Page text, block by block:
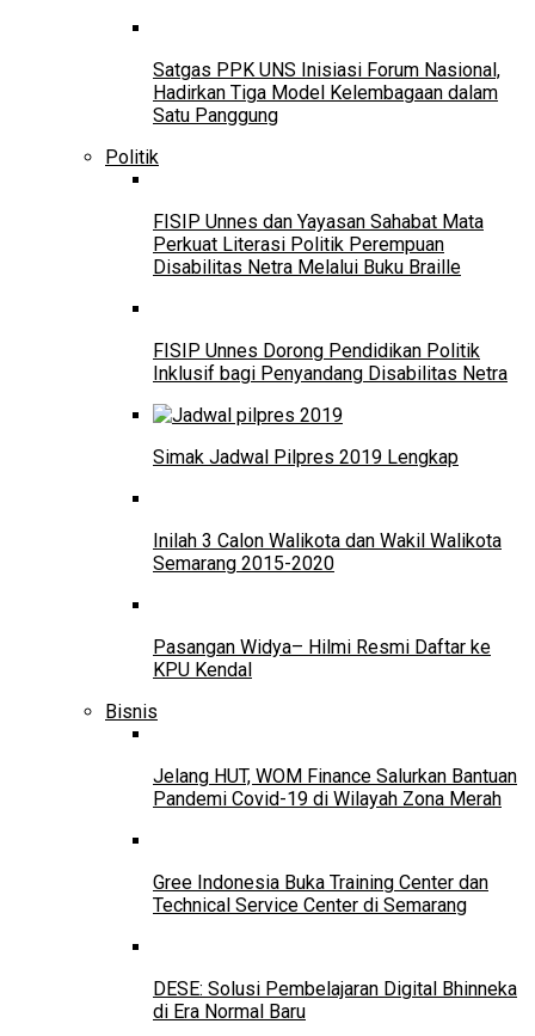
Satgas PPK UNS Inisiasi Forum Nasional,
Hadirkan Tiga Model Kelembagaan dalam
Satu Panggung
Politik
FISIP Unnes dan Yayasan Sahabat Mata
Perkuat Literasi Politik Perempuan
Disabilitas Netra Melalui Buku Braille
FISIP Unnes Dorong Pendidikan Politik
Inklusif bagi Penyandang Disabilitas Netra
Simak Jadwal Pilpres 2019 Lengkap
Inilah 3 Calon Walikota dan Wakil Walikota
Semarang 2015-2020
Pasangan Widya– Hilmi Resmi Daftar ke
KPU Kendal
Bisnis
Jelang HUT, WOM Finance Salurkan Bantuan
Pandemi Covid-19 di Wilayah Zona Merah
Gree Indonesia Buka Training Center dan
Technical Service Center di Semarang
DESE: Solusi Pembelajaran Digital Bhinneka
di Era Normal Baru